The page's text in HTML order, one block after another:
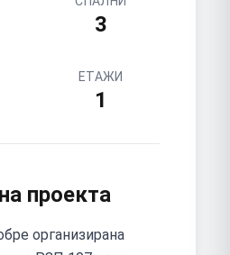
3
ЕТАЖИ
1
проекта
организирана